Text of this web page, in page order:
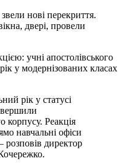
нові перекриття.
двері, провели
рік у статусі
корпусу. Реакція
навчальні офіси
розповів директор